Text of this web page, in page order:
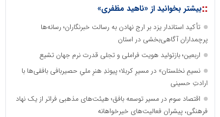
::بیشتر بخوانید از «ناهید مظفری»
تأکید استاندار یزد بر ارج نهادن به رسالت خبرنگاران؛ رسانه‌ها
پرچمداران آگاهی‌بخشی در استان
اربعین؛ بازتولید هویت فراملی و تجلی قدرت نرم جهان تشیع
نسیمِ نخلستان» در مسیرِ کربلا؛ پیوندِ هنرِ ملیِ حصیربافی بافقی‌ها با
ارادتِ حسینی
اقتصاد سوم در مسیر توسعه بافق؛ هیئت‌های مذهبی فراتر از یک نهاد
فرهنگی، پیشران فعالیت‌های خیرخواهانه